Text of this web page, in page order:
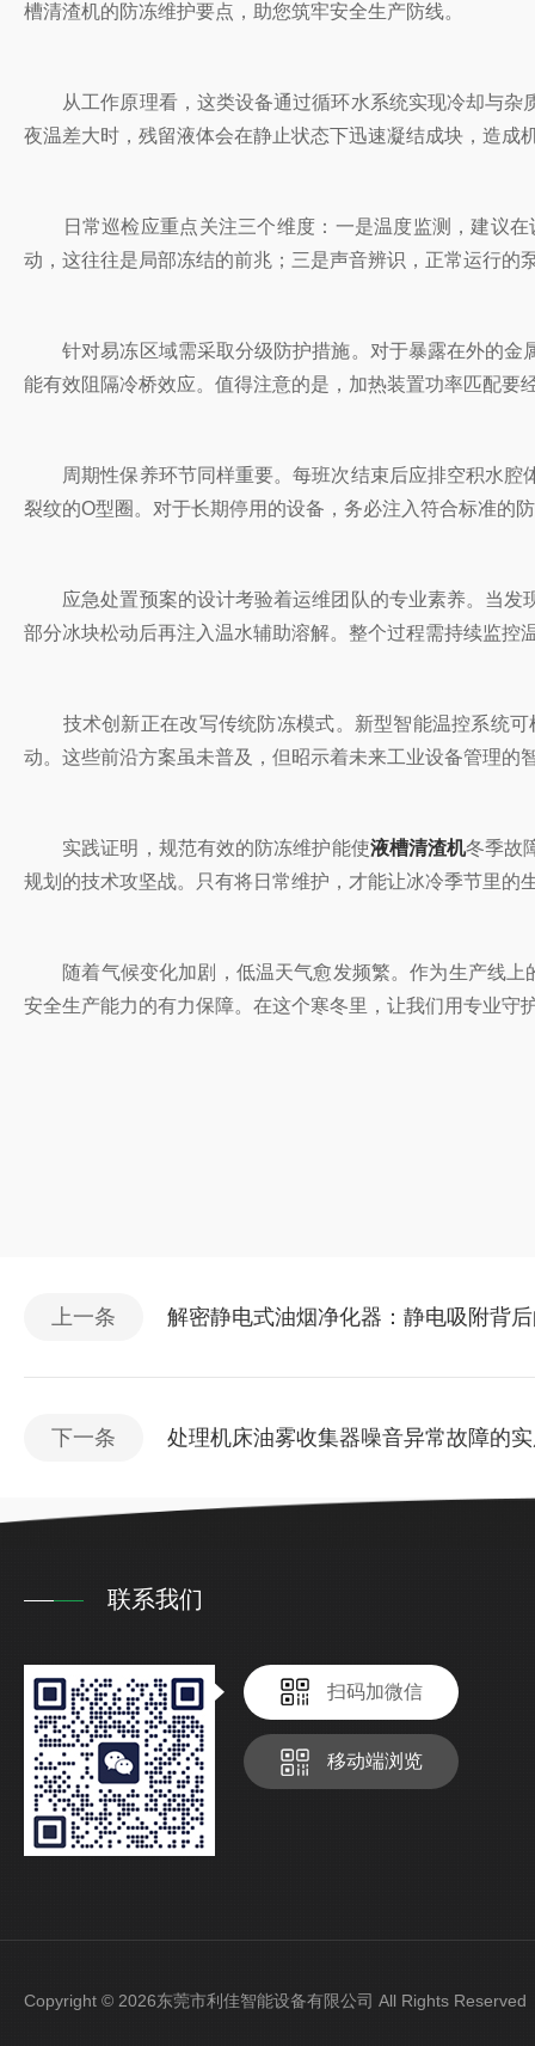
槽清渣机的防冻维护要点，助您筑牢安全生产防线。
从工作原理看，这类设备通过循环水系统实现冷却与杂
夜温差大时，残留液体会在静止状态下迅速凝结成块，造
日常巡检应重点关注三个维度：一是温度监测，建议在
动，这往往是局部冻结的前兆；三是声音辨识，正常运行
针对易冻区域需采取分级防护措施。对于暴露在外的金
能有效阻隔冷桥效应。值得注意的是，加热装置功率匹配
周期性保养环节同样重要。每班次结束后应排空积水腔
裂纹的O型圈。对于长期停用的设备，务必注入符合标准的
应急处置预案的设计考验着运维团队的专业素养。当发
部分冰块松动后再注入温水辅助溶解。整个过程需持续监控
技术创新正在改写传统防冻模式。新型智能温控系统可
动。这些前沿方案虽未普及，但昭示着未来工业设备管理的
实践证明，规范有效的防冻维护能使液槽清渣机冬季故
规划的技术攻坚战。只有将日常维护，才能让冰冷季节里的
随着气候变化加剧，低温天气愈发频繁。作为生产线上
安全生产能力的有力保障。在这个寒冬里，让我们用专业守
上一条 解密静电式油烟净化器：静电吸附背
下一条 处理机床油雾收集器噪音异常故障的
联系我们
扫码加微信
移动端浏览
Copyright © 2026东莞市利佳智能设备有限公司 All Rights